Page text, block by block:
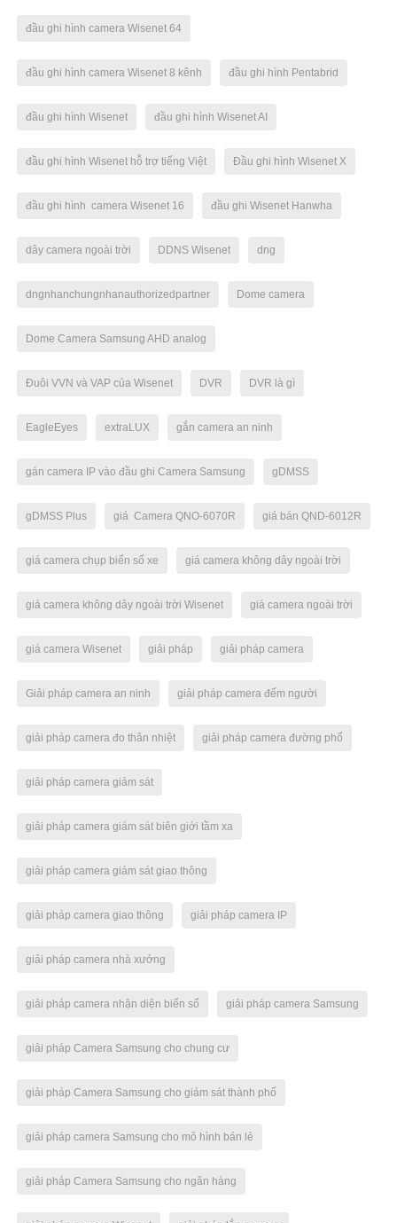
đầu ghi hình camera Wisenet 64
đầu ghi hình camera Wisenet 8 kênh đầu ghi hình Pentabrid
đầu ghi hình Wisenet đầu ghi hình Wisenet AI
đầu ghi hình Wisenet hỗ trợ tiếng Việt Đầu ghi hình Wisenet X
đầu ghi hình camera Wisenet 16 đầu ghi Wisenet Hanwha
dây camera ngoài trời DDNS Wisenet dng
dngnhanchungnhanauthorizedpartner Dome camera
Dome Camera Samsung AHD analog
Đuôi VVN và VAP của Wisenet DVR DVR là gì
EagleEyes extraLUX gắn camera an ninh
gán camera IP vào đầu ghi Camera Samsung gDMSS
gDMSS Plus giá Camera QNO-6070R giá bán QND-6012R
giá camera chụp biển số xe giá camera không dây ngoài trời
giá camera không dây ngoài trời Wisenet giá camera ngoài trời
giá camera Wisenet giải pháp giải pháp camera
Giải pháp camera an ninh giải pháp camera đếm người
giải pháp camera đo thân nhiệt giải pháp camera đường phố
giải pháp camera giám sát
giải pháp camera giám sát biên giới tầm xa
giải pháp camera giám sát giao thông
giải pháp camera giao thông giải pháp camera IP
giải pháp camera nhà xưởng
giải pháp camera nhận diện biển số giải pháp camera Samsung
giải pháp Camera Samsung cho chung cư
giải pháp Camera Samsung cho giám sát thành phố
giải pháp camera Samsung cho mô hình bán lẻ
giải pháp Camera Samsung cho ngân hàng